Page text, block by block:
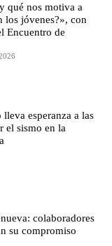
qué nos motiva a
los jóvenes?», con
Encuentro de
lleva esperanza a las
el sismo en la
colaboradores
su compromiso